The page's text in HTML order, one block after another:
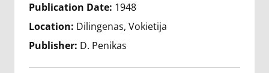
Publication Date: 1948
Location: Dilingenas, Vokietija
Publisher: D. Penikas